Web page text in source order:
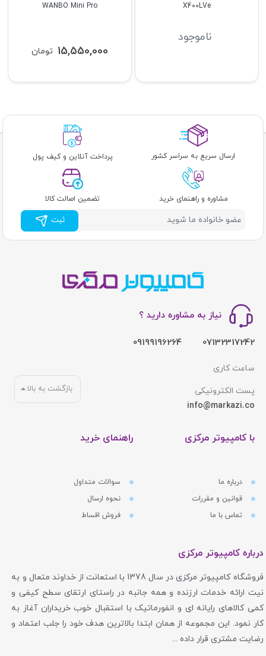
WANBO Mini Pro
تومان 15,550,000
X400LVe
ناموجود
ارسال سریع به سراسر کشور پرداخت آنلاین و کیف پول
مشاوره و راهنمای خرید تضمین اصالت کالا
ثبت
نیاز به مشاوره دارید ؟
07132317242
09199196264
ساعت کاری
پست الکترونیکی
info@markazi.co
با کامپیوتر مرکزی
درباره ما
قوانین و مقررات
تماس با ما
راهنمای خرید
سوالات متداول
نحوه ارسال
فروش اقساط
بازگشت به بالا
درباره کامپیوتر مرکزی
فروشگاه کامپیوتر مرکزی در سال 1378 با استعانت از خداوند متعال و به
نیت ارائه خدمات ارزنده و همه جانبه در راستای ارتقای سطح کیفی و
کمی کالاهای رایانه ای و انفورماتیک با استقبال خوب خریداران آغاز به
کار نمود. این مجموعه از همان ابتدا بالاترین هدف خود را جلب اعتماد و
رضایت مشتری قرار داده ...